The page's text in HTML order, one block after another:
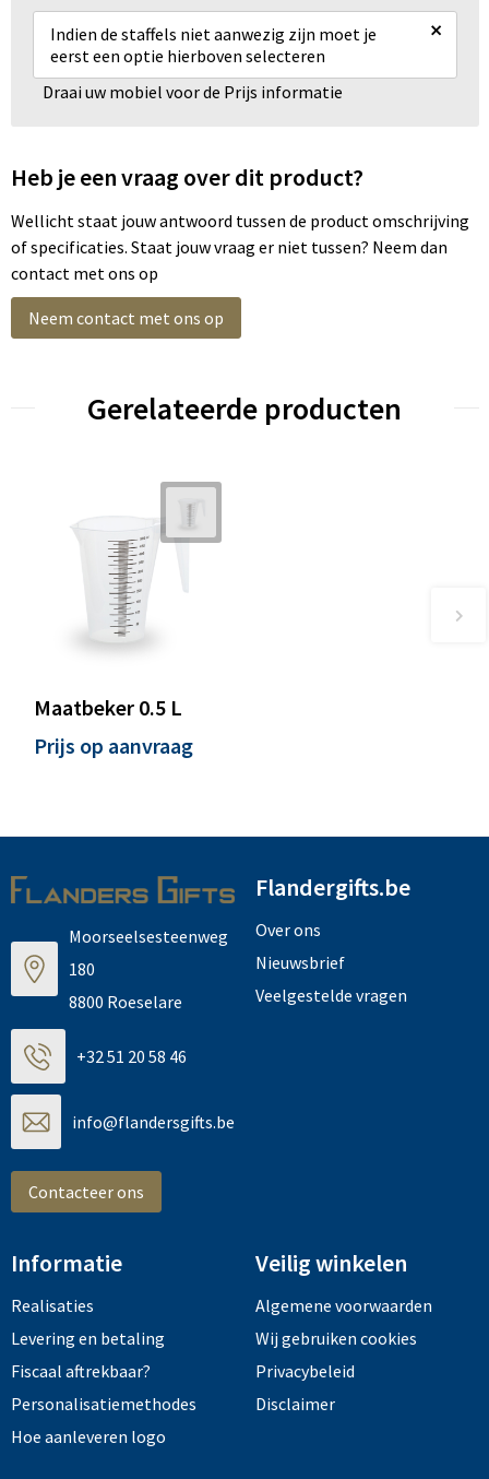
Indien de staffels niet aanwezig zijn moet je
eerst een optie hierboven selecteren
×
Draai uw mobiel voor de Prijs informatie
Heb je een vraag over dit product?
Wellicht staat jouw antwoord tussen de product omschrijving
of specificaties. Staat jouw vraag er niet tussen? Neem dan
contact met ons op
Neem contact met ons op
Gerelateerde producten
Maatbeker 0.5 L
Prijs op aanvraag
Moorseelsesteenweg
180
8800 Roeselare
+32 51 20 58 46
info@flandersgifts.be
Contacteer ons
Flandergifts.be
Over ons
Nieuwsbrief
Veelgestelde vragen
Informatie
Realisaties
Levering en betaling
Fiscaal aftrekbaar?
Personalisatiemethodes
Hoe aanleveren logo
Veilig winkelen
Algemene voorwaarden
Wij gebruiken cookies
Privacybeleid
Disclaimer